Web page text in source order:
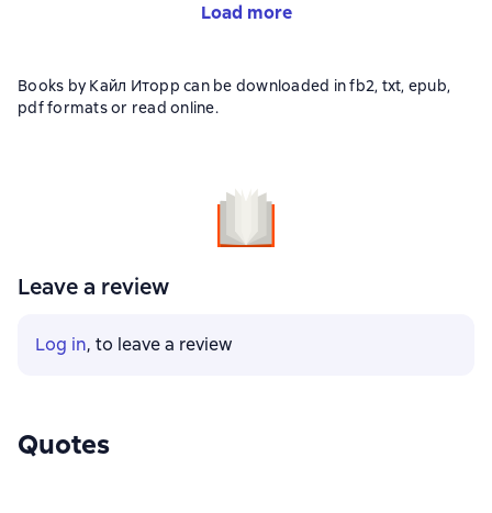
Load more
Books by Кайл Иторр can be downloaded in fb2, txt, epub,
pdf formats or read online.
Leave a review
Log in, to leave a review
Quotes